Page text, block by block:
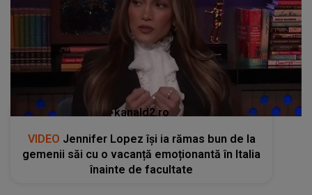
kanald2.ro
VIDEO Jennifer Lopez își ia rămas bun de la
gemenii săi cu o vacanță emoționantă în Italia
înainte de facultate